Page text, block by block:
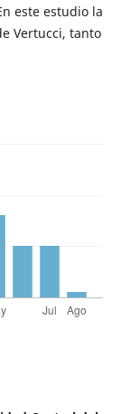
este estudio la
Vertucci, tanto